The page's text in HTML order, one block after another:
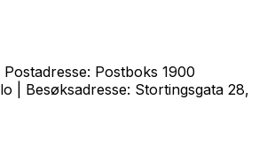
| Postadresse: Postboks 1900
| Besøksadresse: Stortingsgata 28,